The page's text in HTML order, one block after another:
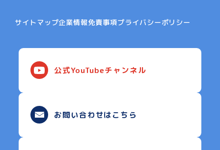
サイトマップ企業情報免責事項プライバシーポリシー
公式YouTubeチャンネル
お問い合わせはこちら